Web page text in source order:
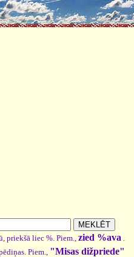
priekšā liec %. Piem., zied %ava .
Piem., "Misas dižpriede"